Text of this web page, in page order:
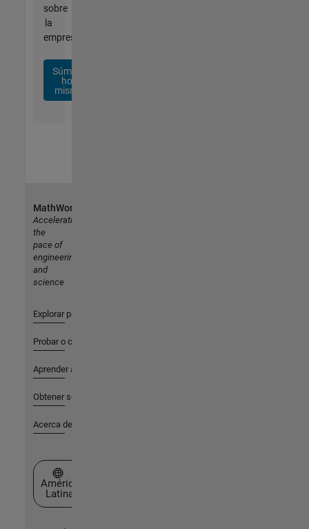
sobre
la
empresa.
Súmese
hoy
mismo
MathWorks
Accelerating
the
pace of
engineering
and
science
Explorar productos
Probar o comprar
Aprender a utilizar
Obtener soporte
Acerca de MathWorks
Seleccione un país/idioma
América
Latina